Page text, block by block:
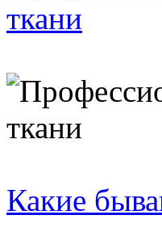
ткани
Какие